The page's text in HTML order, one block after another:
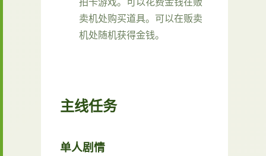
卖机处购买道具。可以在贩卖
机处随机获得金钱。
主线任务
单人剧情